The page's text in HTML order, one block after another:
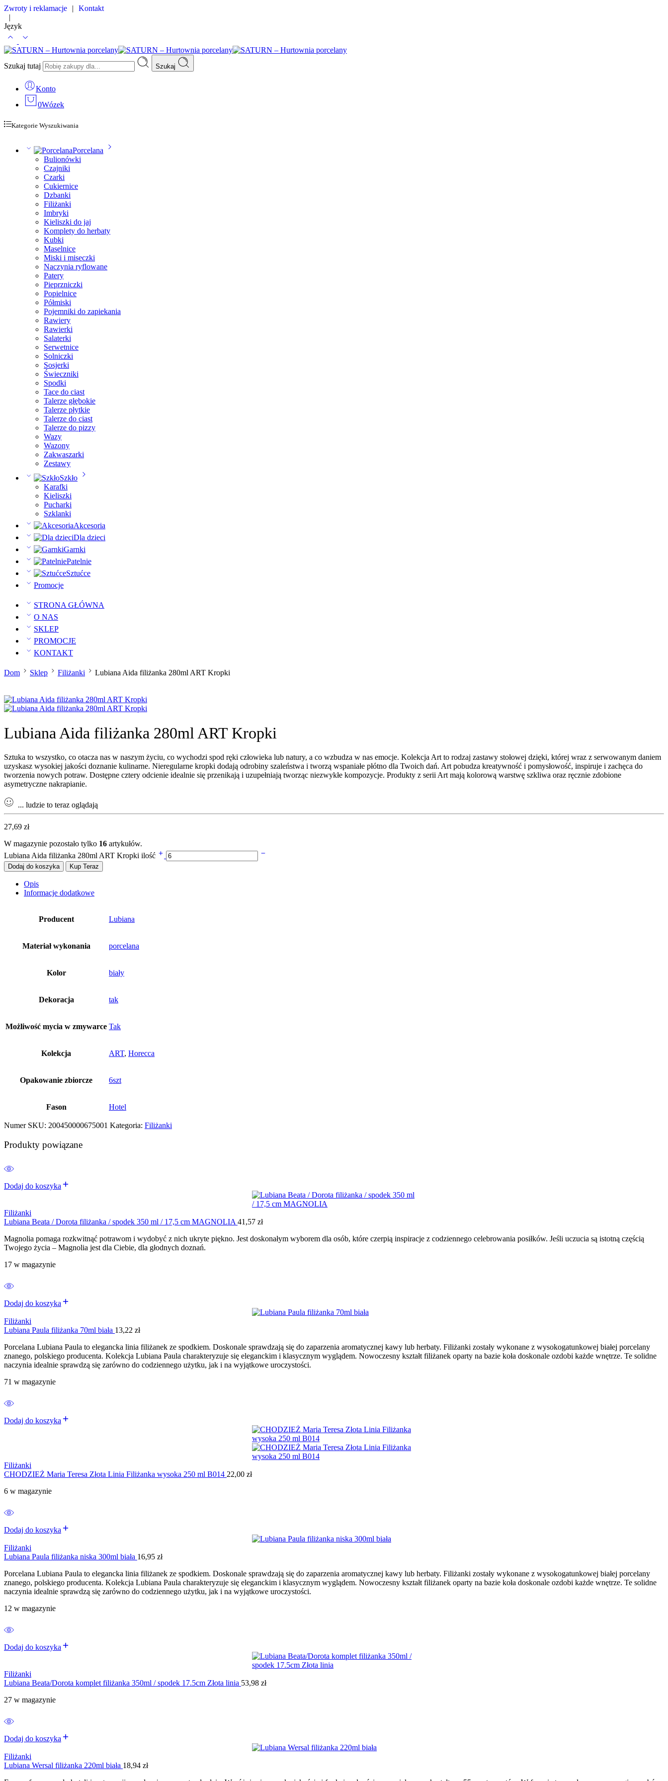
Zwroty i reklamacje |
Kontakt
|
Język
Szukaj tutaj Szukaj
Konto
0Wózek
Kategorie Wyszukiwania
Porcelana
Bulionówki
Czajniki
Czarki
Cukiernice
Dzbanki
Filiżanki
Imbryki
Kieliszki do jaj
Komplety do herbaty
Kubki
Maselnice
Miski i miseczki
Naczynia ryflowane
Patery
Pieprzniczki
Popielnice
Półmiski
Pojemniki do zapiekania
Rawiery
Rawierki
Salaterki
Serwetnice
Solniczki
Sosjerki
Świeczniki
Spodki
Tace do ciast
Talerze głębokie
Talerze płytkie
Talerze do ciast
Talerze do pizzy
Wazy
Wazony
Zakwaszarki
Zestawy
Szkło
Karafki
Kieliszki
Pucharki
Szklanki
Akcesoria
Dla dzieci
Garnki
Patelnie
Sztućce
Promocje
STRONA GŁÓWNA
O NAS
SKLEP
PROMOCJE
KONTAKT
Dom Sklep Filiżanki Lubiana Aida filiżanka 280ml ART Kropki
Lubiana Aida filiżanka 280ml ART Kropki
Sztuka to wszystko, co otacza nas w naszym życiu, co wychodzi spod ręki człowieka lub natury, a co wzbudza w nas emocje. Kolekcja Art to rodzaj zastawy stołowej dzięki, której wraz z serwowanym daniem
uzyskasz wysokiej jakości doznanie kulinarne. Nieregularne kropki dodają odrobiny szaleństwa i tworzą wspaniałe płótno dla Twoich dań. Art pobudza kreatywność i pomysłowość, inspiruje i zachęca do
tworzenia nowych potraw. Dostępne cztery odcienie idealnie się przenikają i uzupełniają tworząc niezwykłe kompozycje. Produkty z serii Art mają kolorową warstwę szkliwa oraz ręcznie zdobione
asymetryczne nakrapianie.
... ludzie to teraz oglądają
27,69 zł
W magazynie pozostało tylko 16 artykułów.
Lubiana Aida filiżanka 280ml ART Kropki ilość
Dodaj do koszyka Kup Teraz
Opis
Informacje dodatkowe
Producent Lubiana
Materiał wykonania porcelana
Kolor biały
Dekoracja tak
Możliwość mycia w zmywarce Tak
Kolekcja ART, Horecca
Opakowanie zbiorcze 6szt
Fason Hotel
Numer SKU: 200450000675001 Kategoria: Filiżanki
Produkty powiązane
Dodaj do koszyka
Filiżanki
Lubiana Beata / Dorota filiżanka / spodek 350 ml / 17,5 cm MAGNOLIA 41,57 zł
Magnolia pomaga rozkwitnąć potrawom i wydobyć z nich ukryte piękno. Jest doskonałym wyborem dla osób, które czerpią inspiracje z codziennego celebrowania posiłków. Jeśli uczucia są istotną częścią
Twojego życia – Magnolia jest dla Ciebie, dla głodnych doznań.
17 w magazynie
Dodaj do koszyka
Filiżanki
Lubiana Paula filiżanka 70ml biała 13,22 zł
Porcelana Lubiana Paula to elegancka linia filiżanek ze spodkiem. Doskonale sprawdzają się do zaparzenia aromatycznej kawy lub herbaty. Filiżanki zostały wykonane z wysokogatunkowej białej porcelany
znanego, polskiego producenta. Kolekcja Lubiana Paula charakteryzuje się eleganckim i klasycznym wyglądem. Nowoczesny kształt filiżanek oparty na bazie koła doskonale ozdobi każde wnętrze. Te solidne
naczynia idealnie sprawdzą się zarówno do codziennego użytku, jak i na wyjątkowe uroczystości.
71 w magazynie
Dodaj do koszyka
Filiżanki
CHODZIEŻ Maria Teresa Złota Linia Filiżanka wysoka 250 ml B014 22,00 zł
6 w magazynie
Dodaj do koszyka
Filiżanki
Lubiana Paula filiżanka niska 300ml biała 16,95 zł
Porcelana Lubiana Paula to elegancka linia filiżanek ze spodkiem. Doskonale sprawdzają się do zaparzenia aromatycznej kawy lub herbaty. Filiżanki zostały wykonane z wysokogatunkowej białej porcelany
znanego, polskiego producenta. Kolekcja Lubiana Paula charakteryzuje się eleganckim i klasycznym wyglądem. Nowoczesny kształt filiżanek oparty na bazie koła doskonale ozdobi każde wnętrze. Te solidne
naczynia idealnie sprawdzą się zarówno do codziennego użytku, jak i na wyjątkowe uroczystości.
12 w magazynie
Dodaj do koszyka
Filiżanki
Lubiana Beata/Dorota komplet filiżanka 350ml / spodek 17.5cm Złota linia 53,98 zł
27 w magazynie
Dodaj do koszyka
Filiżanki
Lubiana Wersal filiżanka 220ml biała 18,94 zł